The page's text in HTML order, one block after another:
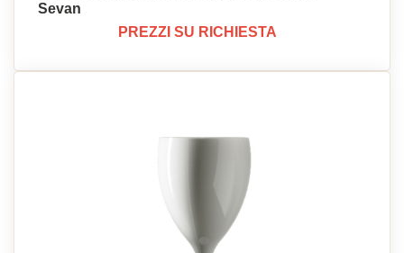
Sevan
PREZZI SU RICHIESTA